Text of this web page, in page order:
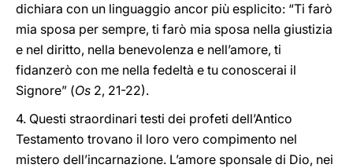
dichiara con un linguaggio ancor più esplicito: “Ti farò
mia sposa per sempre, ti farò mia sposa nella giustizia
e nel diritto, nella benevolenza e nell’amore, ti
fidanzerò con me nella fedeltà e tu conoscerai il
Signore” (Os 2, 21-22).
4. Questi straordinari testi dei profeti dell’Antico
Testamento trovano il loro vero compimento nel
mistero dell’incarnazione. L’amore sponsale di Dio, nei